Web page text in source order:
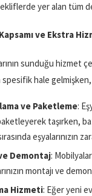
yer alan tüm
ve Ekstra
sunduğu hizmet
spesifik hale
ve Paketleme:
taşırken,
eşyalarınızın
Demontaj:
montajı ve
Hizmeti: Eğer yeni